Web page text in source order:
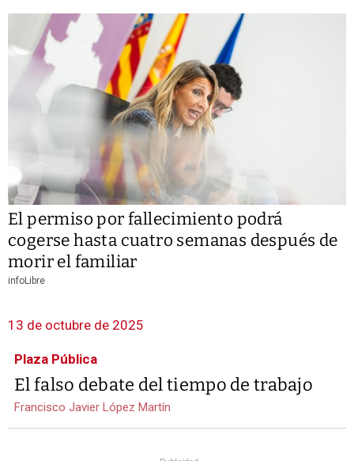
El permiso por fallecimiento podrá
cogerse hasta cuatro semanas después de
morir el familiar
infoLibre
13 de octubre de 2025
Plaza Pública
El falso debate del tiempo de trabajo
Francisco Javier López Martín